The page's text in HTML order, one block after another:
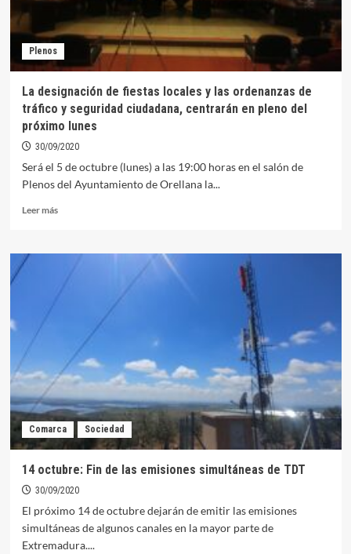
Plenos
La designación de fiestas locales y las ordenanzas de
tráfico y seguridad ciudadana, centrarán en pleno del
próximo lunes
30/09/2020
Será el 5 de octubre (lunes) a las 19:00 horas en el salón de
Plenos del Ayuntamiento de Orellana la...
Leer másLeer
La
ordenanzas
de
tráfico
y
seguridad
ciudadana,
centrarán
pleno
del
próximo
Comarca Sociedad
14 octubre: Fin de las emisiones simultáneas de TDT
30/09/2020
El próximo 14 de octubre dejarán de emitir las emisiones
simultáneas de algunos canales en la mayor parte de
Extremadura....